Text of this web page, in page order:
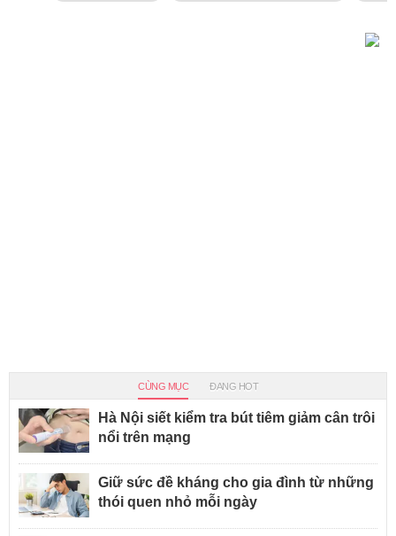
CÙNG MỤC ĐANG HOT
Hà Nội siết kiểm tra bút tiêm giảm cân trôi
nổi trên mạng
Giữ sức đề kháng cho gia đình từ những
thói quen nhỏ mỗi ngày